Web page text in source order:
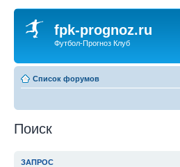
fpk-prognoz.ru
Футбол-Прогноз Клуб
Список форумов
Поиск
ЗАПРОС